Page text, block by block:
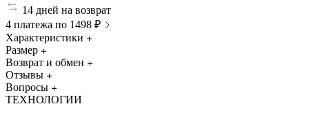
14 дней на возврат
4 платежа по 1498 ₽
Характеристики
Размер
Возврат и обмен
Отзывы
Вопросы
ТЕХНОЛОГИИ